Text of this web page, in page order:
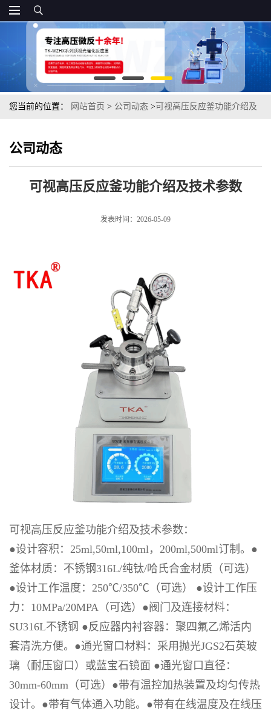
您当前的位置： 网站首页 > 公司动态 >可视高压反应釜功能介绍及
公司动态
可视高压反应釜功能介绍及技术参数
发表时间：2026-05-09
可视高压反应釜功能介绍及技术参数：
●设计容积： 25ml,50ml,100ml ， 200ml,500ml订制。 ●
釜体材质：不锈钢 316L/纯钛/哈氏合金材质（可选）
●设计工作温度： 250℃/350℃ （可选） ●设计工作压
力： 10MPa/20MPA （可选） ●阀门及连接材料：
SU316L不锈钢 ●反应器内衬容器：聚四氟乙烯活内
套清洗方便。 ●通光窗口材料：采用抛光JGS2石英玻
璃（耐压窗口）或蓝宝石镜面 ●通光窗口直径：
30mm-60mm （可选） ●带有温控加热装置及均匀传热
设计。 ●带有气体通入功能。 ●带有在线温度及在线压